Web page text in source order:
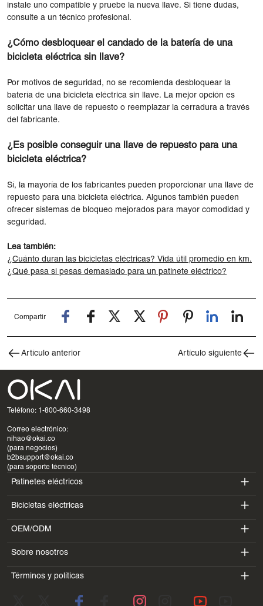
instale uno compatible y pruebe la nueva llave. Si tiene dudas,
consulte a un técnico profesional.
¿Cómo desbloquear el candado de la batería de una
bicicleta eléctrica sin llave?
Por motivos de seguridad, no se recomienda desbloquear la
batería de una bicicleta eléctrica sin llave. La mejor opción es
solicitar una llave de repuesto o reemplazar la cerradura a través
del fabricante.
¿Es posible conseguir una llave de repuesto para una
bicicleta eléctrica?
Sí, la mayoría de los fabricantes pueden proporcionar una llave de
repuesto para una bicicleta eléctrica. Algunos también pueden
ofrecer sistemas de bloqueo mejorados para mayor comodidad y
seguridad.
Lea también:
¿Cuánto duran las bicicletas eléctricas? Vida útil promedio en km.
¿Qué pasa si pesas demasiado para un patinete eléctrico?
Compartir
Artículo anterior Artículo siguiente
Teléfono: 1-800-660-3498
Correo electrónico:
nihao@okai.co
(para negocios)
b2bsupport@okai.co
(para soporte técnico)
Patinetes eléctricos
ES400A
ES410
ES600P
Bicicletas eléctricas
EB100B
EB300
EB100B V3
OEM/ODM
SV3
BV5
Sobre nosotros
Introducción
Términos y políticas
Condiciones de servicio